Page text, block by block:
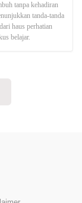
tanpa kehadiran
tanda-tanda
haus perhatian
belajar.